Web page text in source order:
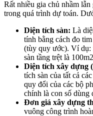
Rất nhiều gia chủ nhầm
trong quá trình dự toán.
Diện tích sàn: Là
tính bằng cách đo
(tùy quy ước). Ví dụ:
sàn tầng trệt là
Diện tích xây dựng
tích sàn của tất cả
quy đổi của các bộ
chính là con số dùng
Đơn giá xây dựng
vuông công trình